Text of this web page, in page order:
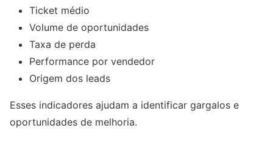
Ticket médio
Volume de oportunidades
Taxa de perda
Performance por vendedor
Origem dos leads
Esses indicadores ajudam a identificar gargalos e
oportunidades de melhoria.